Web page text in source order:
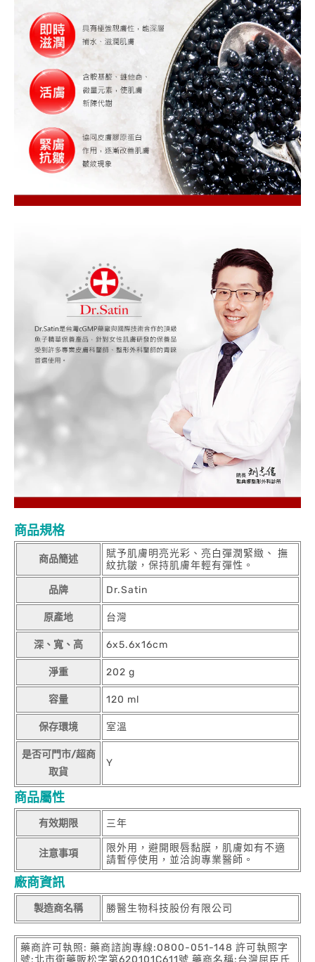
商品規格
商品簡述
賦予肌膚明亮光彩、亮白彈潤緊緻、 撫
紋抗皺，保持肌膚年輕有彈性。
品牌 Dr.Satin
原產地 台灣
深、寬、高 6x5.6x16cm
淨重 202 g
容量 120 ml
保存環境 室溫
是否可門市/超商
取貨
Y
商品屬性
有效期限 三年
注意事項
限外用，避開眼唇黏膜，肌膚如有不適
請暫停使用，並洽詢專業醫師。
廠商資訊
製造商名稱 勝醫生物科技股份有限公司
藥商許可執照: 藥商諮詢專線:0800-051-148 許可執照字
號:北市衛藥販松字第620101C611號 藥商名稱:台灣屈臣氏